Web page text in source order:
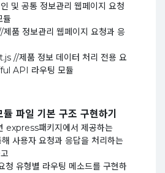
및 공통 정보관리 웹페이지 요청
듈
품 정보관리 웹페이지 요청과 응
//제품 정보 데이터 처리 전용 요
API 라우팅 모듈
파일 기본 구조 구현하기
express패키지에서 제공하는
사용자 요청과 응답을 처리하는
청 유형별 라우팅 메소드를 구현하